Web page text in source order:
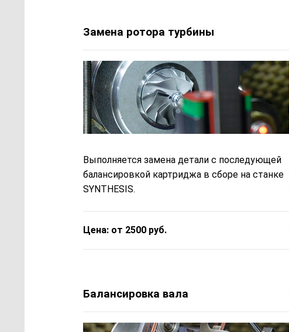
Замена ротора турбины
Выполняется замена детали с последующей
балансировкой картриджа в сборе на станке
SYNTHESIS.
Цена: от 2500 руб.
Балансировка вала